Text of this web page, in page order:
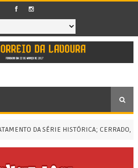
DA SÉRIE HISTÓRICA; CERRADO, A